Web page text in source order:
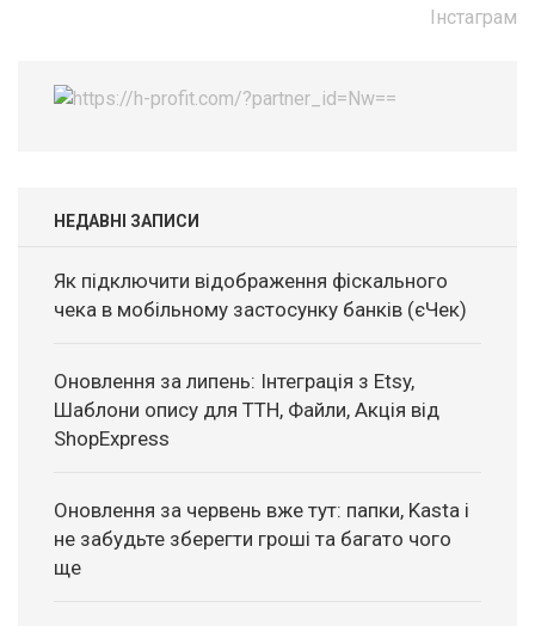
Інстаграм
НЕДАВНІ ЗАПИСИ
Як підключити відображення фіскального
чека в мобільному застосунку банків (єЧек)
Оновлення за липень: Інтеграція з Etsy,
Шаблони опису для ТТН, Файли, Акція від
ShopExpress
Оновлення за червень вже тут: папки, Kasta і
не забудьте зберегти гроші та багато чого
ще